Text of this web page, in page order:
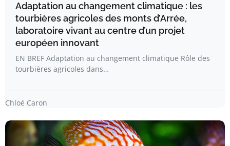
Adaptation au changement climatique : les
tourbières agricoles des monts d’Arrée,
laboratoire vivant au centre d’un projet
européen innovant
EN BREF Adaptation au changement climatique Rôle des
tourbières agricoles dans…
Chloé Caron